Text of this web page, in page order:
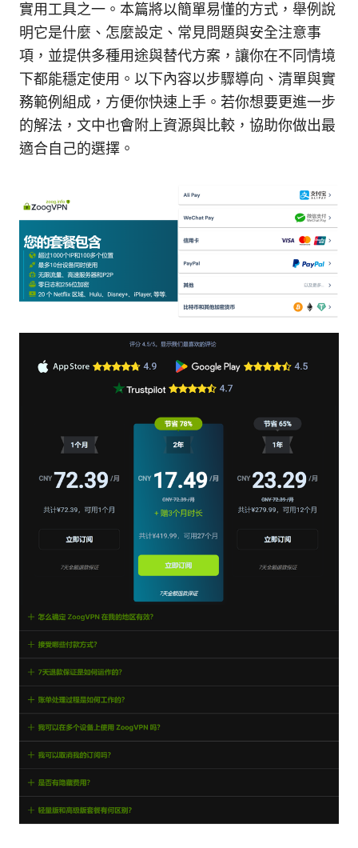
實用工具之一。本篇將以簡單易懂的方式，舉例說
明它是什麼、怎麼設定、常見問題與安全注意事
項，並提供多種用途與替代方案，讓你在不同情境
下都能穩定使用。以下內容以步驟導向、清單與實
務範例組成，方便你快速上手。若你想要更進一步
的解法，文中也會附上資源與比較，協助你做出最
適合自己的選擇。